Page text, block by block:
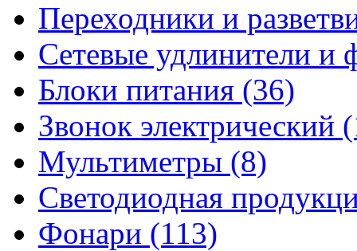
Переходники и
Сетевые удлинители и
Блоки питания (36)
Звонок электрический
Мультиметры (8)
Светодиодная
Фонари (113)